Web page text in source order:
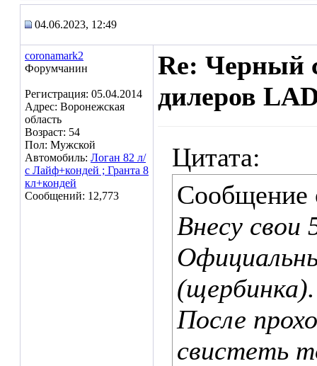
04.06.2023, 12:49
coronamark2
Форумчанин
Регистрация: 05.04.2014
Адрес: Воронежская
область
Возраст: 54
Пол: Мужской
Автомобиль: Логан 82 л/
с Лайф+кондей ; Гранта 8
кл+кондей
Сообщений: 12,773
Re: Черный
дилеров
Цитата:
Сообщение
Внесу свои
(щербинка).
После
свистеть